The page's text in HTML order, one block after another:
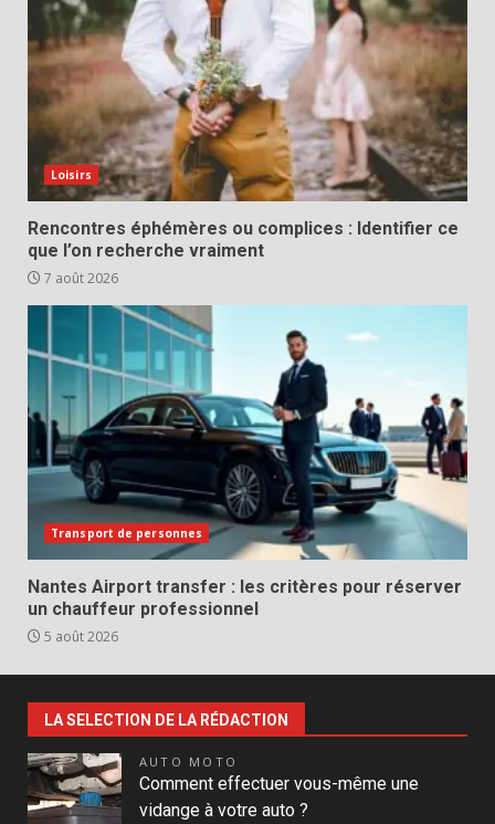
Loisirs
Rencontres éphémères ou complices : Identifier ce
que l’on recherche vraiment
7 août 2026
Transport de personnes
Nantes Airport transfer : les critères pour réserver
un chauffeur professionnel
5 août 2026
LA SELECTION DE LA RÉDACTION
AUTO MOTO
Comment effectuer vous-même une
vidange à votre auto ?